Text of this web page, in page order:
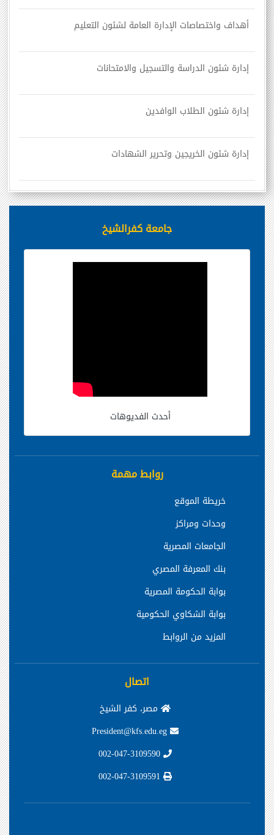
أهداف واختصاصات الإدارة العامة لشئون التعليم
إدارة شئون الدراسة والتسجيل والامتحانات
إدارة شئون الطلاب الوافدين
إدارة شئون الخريجين وتحرير الشهادات
جامعة كفرالشيخ
أحدث الفديوهات
روابط مهمة
خريطة الموقع
وحدات ومراكز
الجامعات المصرية
بنك المعرفة المصري
بوابة الحكومة المصرية
بوابة الشكاوي الحكومية
المزيد من الروابط
اتصال
مصر، كفر الشيخ